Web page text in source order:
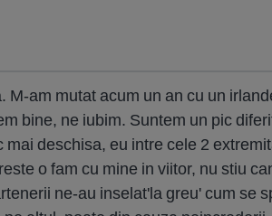
M-am mutat acum un an cu un
bine, ne iubim. Suntem un pic
deschisa, eu intre cele 2
o fam cu mine in viitor, nu stiu
ne-au inselat'la greu' cum se